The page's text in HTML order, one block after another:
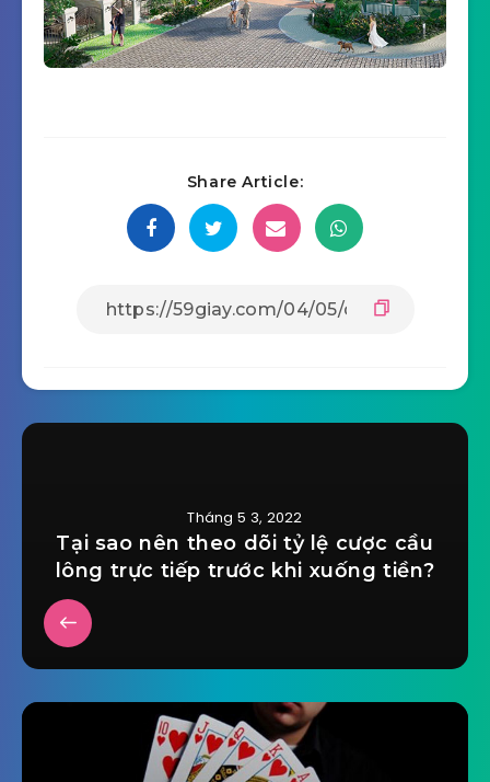
Share Article:
Tháng 5 3, 2022
Tại sao nên theo dõi tỷ lệ cược cầu
lông trực tiếp trước khi xuống tiền?